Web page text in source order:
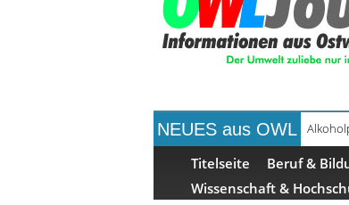
NEUES aus OWL
Titelseite Beruf &
Wissenschaft &